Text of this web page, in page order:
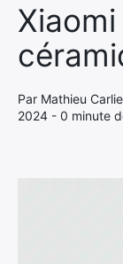
Par Mathieu
2024 - 0 minute
A propos
CONTACT